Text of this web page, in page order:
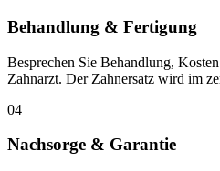
Behandlung & Fertigung
Besprechen Sie Behandlung,
Zahnarzt. Der Zahnersatz wird im
04
Nachsorge & Garantie